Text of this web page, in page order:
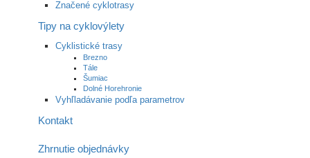
Značené cyklotrasy
Tipy na cyklovýlety
Cyklistické trasy
Brezno
Tále
Šumiac
Dolné Horehronie
Vyhľladávanie podľa parametrov
Kontakt
Zhrnutie objednávky